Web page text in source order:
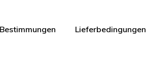
Lieferbedingungen